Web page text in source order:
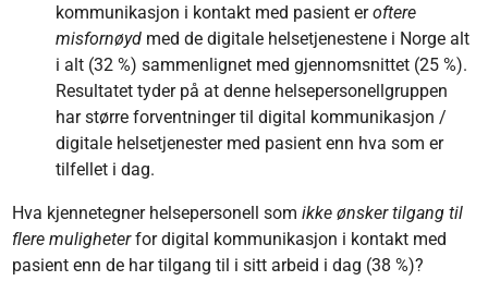
kommunikasjon i kontakt med pasient eroftere
misfornøyd med de digitale helsetjenestene i Norge alt
i alt (32 %) sammenlignet med gjennomsnittet (25 %).
Resultatet tyder på at denne helsepersonellgruppen
har større forventninger til digital kommunikasjon /
digitale helsetjenester med pasient enn hva som er
tilfellet i dag.
Hva kjennetegner helsepersonell somikke ønsker tilgang til
flere muligheterfor digital kommunikasjon i kontakt med
pasient enn de har tilgang til i sitt arbeid i dag (38 %)?